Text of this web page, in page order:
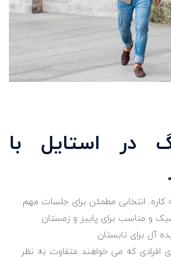
در استایل با
انتخابی مطمئن برای جلسات مهم
و مناسب برای پاییز و زمستان
آل برای تابستان
افرادی که می ‌خواهند متفاوت به نظر